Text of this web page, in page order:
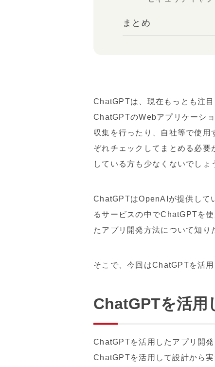
まとめ
ChatGPTは、現在もっとも注
ChatGPTのWebアプリケーシ
収集を行ったり、自社等で使
ぞれチェックしてまとめる必
している方も少なくないでしょ
ChatGPTはOpenAIが提供して
るサービスの中でChatGPTを
たアプリ開発方法について知り
そこで、今回はChatGPTを活
ChatGPTを活用
ChatGPTを活用したアプリ開
ChatGPTを活用して設計から